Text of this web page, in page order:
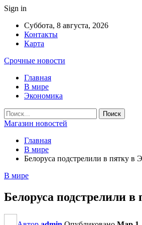
Sign in
Суббота, 8 августа, 2026
Контакты
Карта
Срочные новости
Главная
В мире
Экономика
Магазин новостей
Главная
В мире
Белоруса подстрелили в пятку
В мире
Белоруса подстрелили